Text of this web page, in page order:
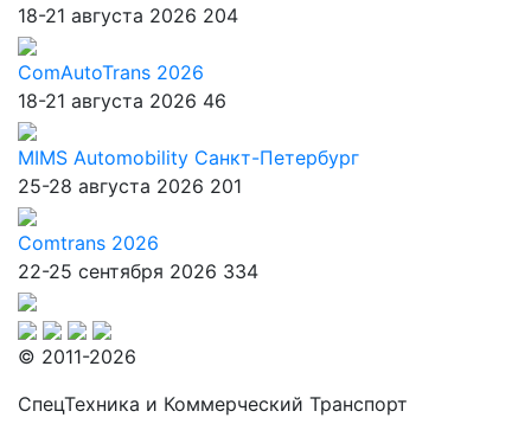
18-21 августа 2026 204
ComAutoTrans 2026
18-21 августа 2026 46
MIMS Automobility Санкт-Петербург
25-28 августа 2026 201
Comtrans 2026
22-25 сентября 2026 334
© 2011-2026
СпецТехника и Коммерческий Транспорт